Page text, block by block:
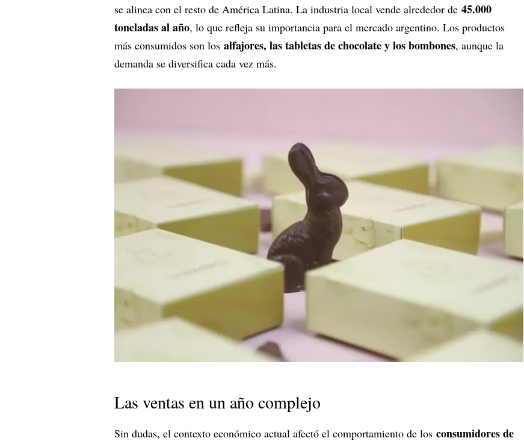
se alinea con el resto de América Latina. La industria local vende alrededor de 45.000
toneladas al año, lo que refleja su importancia para el mercado argentino. Los productos
más consumidos son los alfajores, las tabletas de chocolate y los bombones, aunque la
demanda se diversifica cada vez más.
Las ventas en un año complejo
Sin dudas, el contexto económico actual afectó el comportamiento de los consumidores de